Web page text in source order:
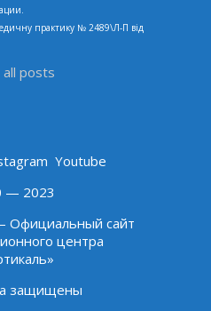
практику № 2489\Л-П від
all posts
Youtube
— 2023
Официальный сайт
центра
защищены